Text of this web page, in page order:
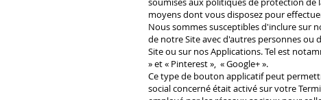
moyens dont vous disposez pour
Nous sommes susceptibles d'inclure sur
de notre Site avec d'autres personnes
Site ou sur nos Applications. Tel est
» et « Pinterest », « Google+ ».
Ce type de bouton applicatif peut
social concerné était activé sur votre